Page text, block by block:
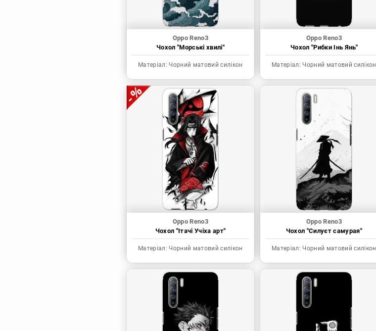
Oppo Reno3
Чохол "Морські хвилі"
Матеріал: Чорний матовий силікон
Oppo Reno3
Чохол "Рибки Інь Янь"
Матеріал: Чорний матовий силікон
Oppo Reno3
Чохол "Ітачі Учіха арт"
Матеріал: Чорний матовий силікон
Oppo Reno3
Чохол "Силуєт самурая"
Матеріал: Чорний матовий силікон